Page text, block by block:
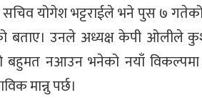
योगेश भट्टराईले भने पुस ७
बताए। उनले अध्यक्ष केपी ओलीले
बहुमत नआउन भनेको नयाँ
मान्नु पर्छ।